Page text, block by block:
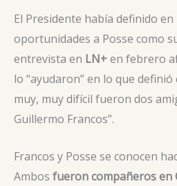
El Presidente había definido
oportunidades a Posse como
entrevista en LN+en febrero
lo “ayudaron” en lo que
muy, muy difícil fueron dos
Guillermo Francos”.
Francos y Posse se conocen
Ambos fueron compañeros en